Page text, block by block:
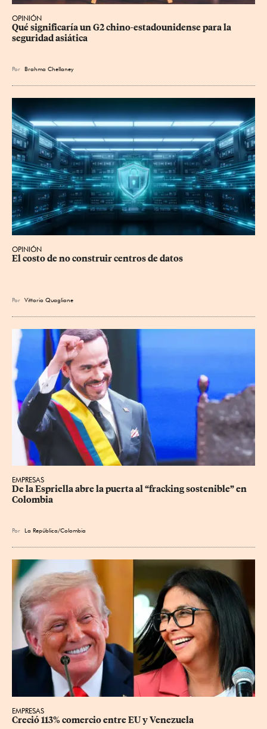
OPINIÓN
Qué significaría un G2 chino-estadounidense para la
seguridad asiática
Por Brahma Chellaney
OPINIÓN
El costo de no construir centros de datos
Por Vittorio Quaglione
EMPRESAS
De la Espriella abre la puerta al “fracking sostenible” en
Colombia
Por La República/Colombia
EMPRESAS
Creció 113% comercio entre EU y Venezuela